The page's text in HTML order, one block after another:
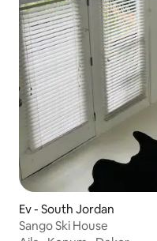
Ev - South Jordan
Sango Ski House